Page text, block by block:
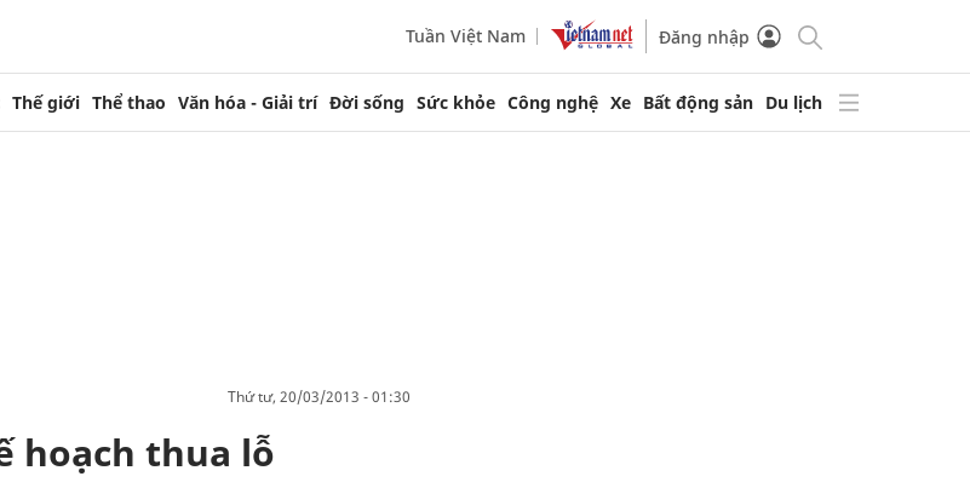
Tuần Việt Nam Đăng nhập
Thế giới Thể thao Văn hóa - Giải trí Đời sống Sức khỏe Công nghệ Xe Bất động sản Du lịch
thứ tư, 20/03/2013 - 01:30
hoạch thua lỗ